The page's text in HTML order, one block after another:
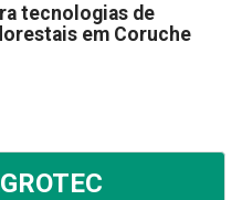
tecnologias de
em Coruche